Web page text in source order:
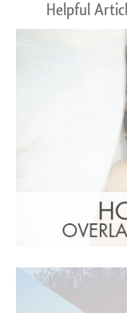
Helpful